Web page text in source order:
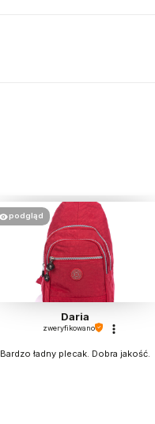
podgląd
Daria
zweryfikowano
Bardzo ładny plecak. Dobra jakość.